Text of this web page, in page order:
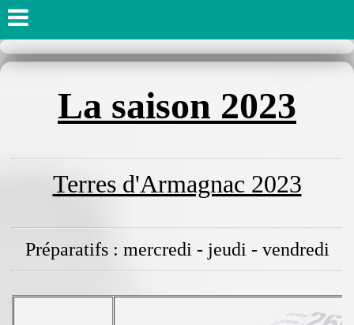
La saison 2023
Terres d'Armagnac 2023
Préparatifs : mercredi - jeudi - vendredi